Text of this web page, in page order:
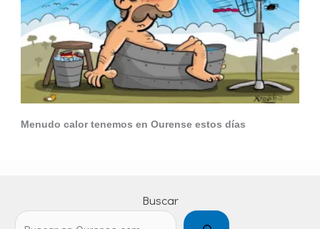
Menudo calor tenemos en Ourense estos días
Buscar